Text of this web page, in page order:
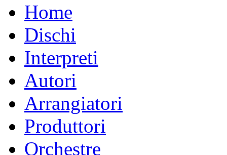
Home
Dischi
Interpreti
Autori
Arrangiatori
Produttori
Orchestre